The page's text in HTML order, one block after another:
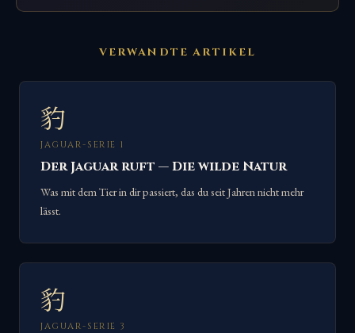
VERWANDTE ARTIKEL
豹
JAGUAR-SERIE 1
Der Jaguar ruft — Die wilde Natur
Was mit dem Tier in dir passiert, das du seit Jahren nicht mehr
lässt.
豹
JAGUAR-SERIE 3